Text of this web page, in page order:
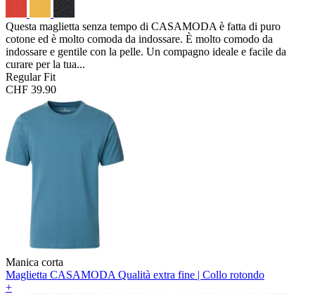
Questa maglietta senza tempo di CASAMODA è fatta di puro
cotone ed è molto comoda da indossare. È molto comodo da
indossare e gentile con la pelle. Un compagno ideale e facile da
curare per la tua...
Regular Fit
CHF 39.90
Manica corta
Maglietta CASAMODA Qualità extra fine | Collo rotondo
+